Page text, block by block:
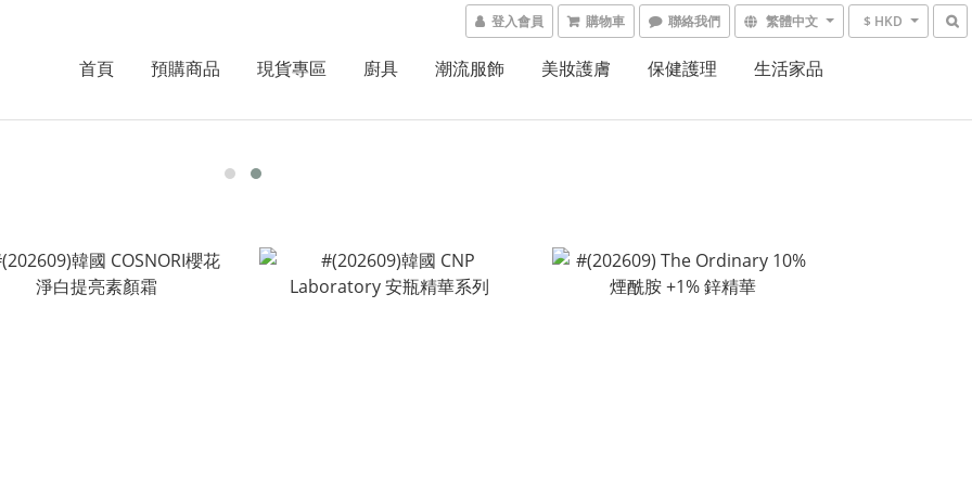
登入會員 購物車 聯絡我們 繁體中文 $ HKD
首頁 預購商品 現貨專區 廚具 潮流服飾 美妝護膚 保健護理 生活家品